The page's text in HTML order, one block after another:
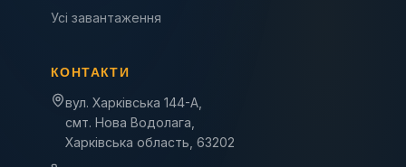
Усі завантаження
КОНТАКТИ
вул. Харківська 144-А,
смт. Нова Водолага,
Харківська область, 63202